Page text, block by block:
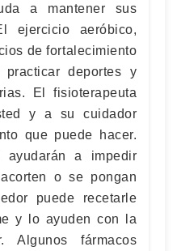
a mantener sus
ejercicio aeróbico,
de fortalecimiento
deportes y
El fisioterapeuta
y a su cuidador
que puede hacer.
ayudarán a impedir
o se pongan
puede recetarle
y lo ayuden con la
Algunos fármacos